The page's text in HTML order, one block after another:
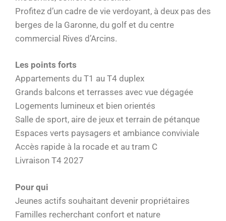
Profitez d’un cadre de vie verdoyant, à deux pas des
berges de la Garonne, du golf et du centre
commercial Rives d’Arcins.
Les points forts
Appartements du T1 au T4 duplex
Grands balcons et terrasses avec vue dégagée
Logements lumineux et bien orientés
Salle de sport, aire de jeux et terrain de pétanque
Espaces verts paysagers et ambiance conviviale
Accès rapide à la rocade et au tram C
Livraison T4 2027
Pour qui
Jeunes actifs souhaitant devenir propriétaires
Familles recherchant confort et nature